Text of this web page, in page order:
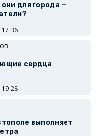
для города —
17:36
сердца
выполняет